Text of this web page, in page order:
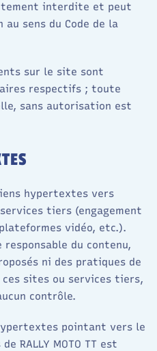
interdite et peut
sens du Code de la
sur le site sont
respectifs ; toute
sans autorisation est
hypertextes vers
tiers (engagement
vidéo, etc.).
responsable du contenu,
ni des pratiques de
sites ou services tiers,
contrôle.
pointant vers le
RALLY MOTO TT est